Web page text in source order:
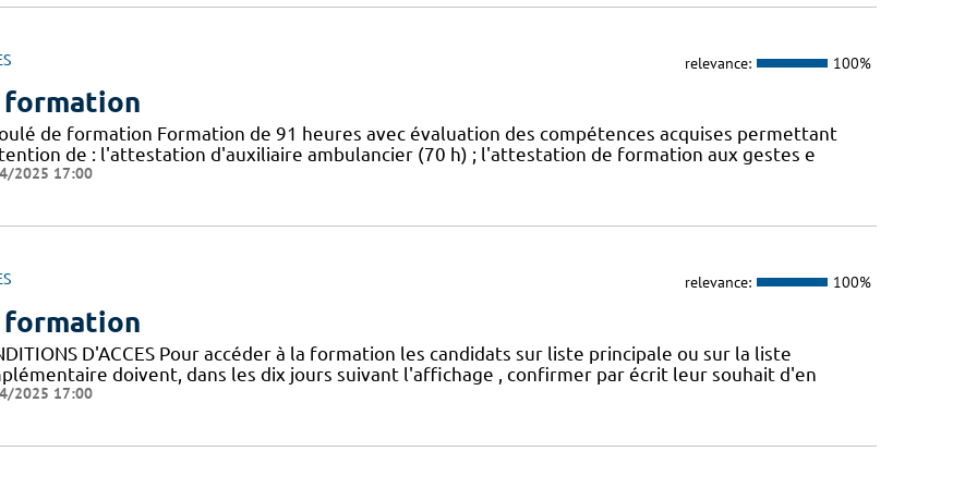
relevance: 100%
formation
de formation Formation de 91 heures avec évaluation des compétences acquises permettant
de : l'attestation d'auxiliaire ambulancier (70 h) ; l'attestation de formation aux gestes e
2025 17:00
relevance: 100%
formation
D'ACCES Pour accéder à la formation les candidats sur liste principale ou sur la liste
doivent, dans les dix jours suivant l'affichage , confirmer par écrit leur souhait d'en
2025 17:00